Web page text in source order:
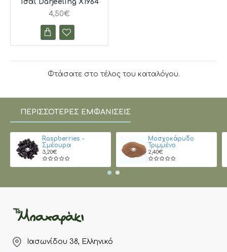
Τσάι Darjeeling Χ1964
4,50€
Φτάσατε στο τέλος του καταλόγου.
ΠΕΡΙΣΣΌΤΕΡΕΣ ΕΜΦΑΝΊΣΕΙΣ
Raspberries -
Σμέουρα
3,20€
Μοσχοκάρυδο
Τριμμένο
2,40€
Ιασωνίδου 38, Ελληνικό